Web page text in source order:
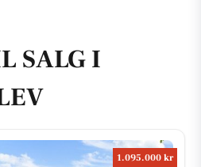
SALG I
1.095.000 kr